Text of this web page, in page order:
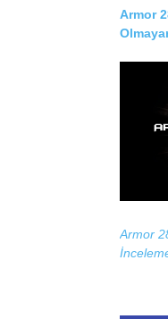
Armor
Armor